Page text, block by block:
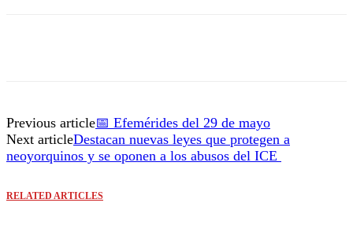
Previous article📅 Efemérides del 29 de mayo
Next articleDestacan nuevas leyes que protegen a
neoyorquinos y se oponen a los abusos del ICE
RELATED ARTICLES